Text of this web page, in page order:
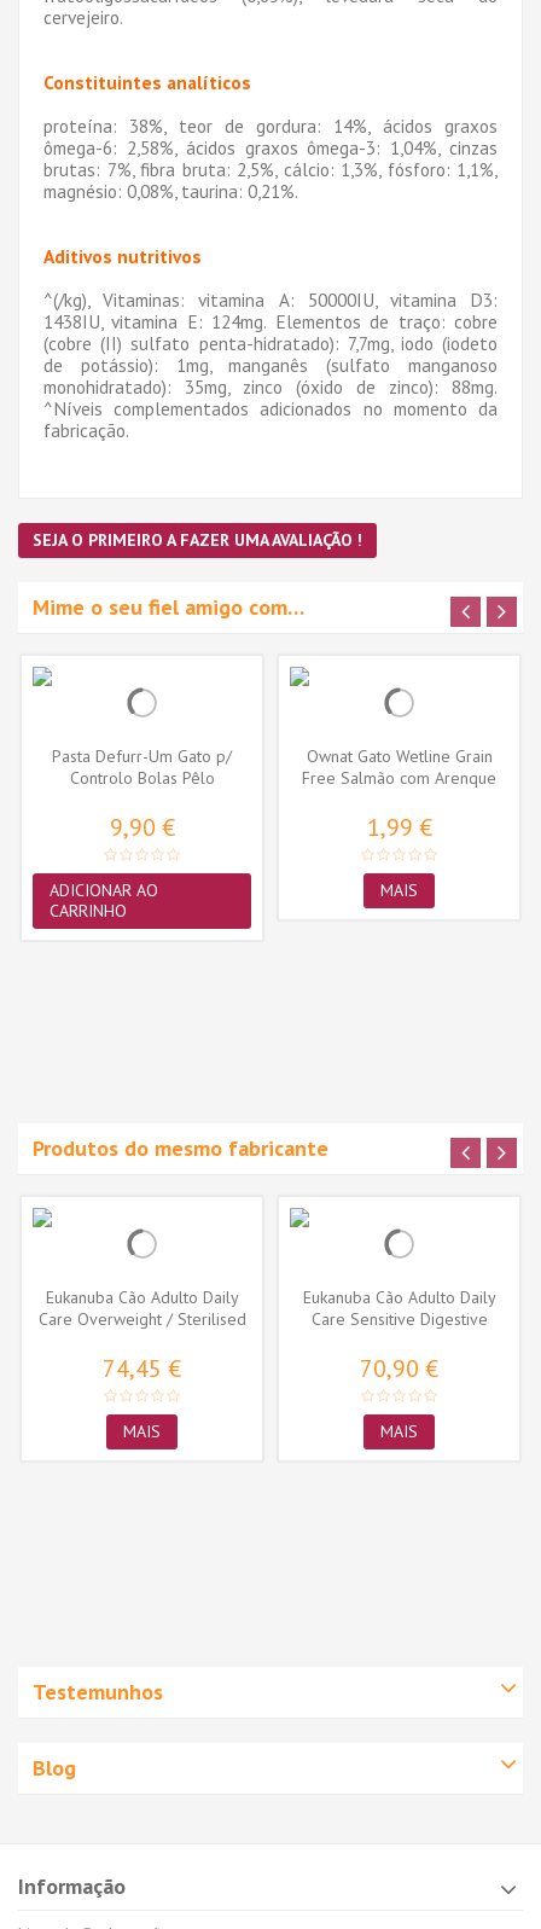
cervejeiro.
Constituintes analíticos
proteína: 38%, teor de gordura: 14%, ácidos graxos
ômega-6: 2,58%, ácidos graxos ômega-3: 1,04%, cinzas
brutas: 7%, fibra bruta: 2,5%, cálcio: 1,3%, fósforo: 1,1%,
magnésio: 0,08%, taurina: 0,21%.
Aditivos nutritivos
^(/kg), Vitaminas: vitamina A: 50000IU, vitamina D3:
1438IU, vitamina E: 124mg. Elementos de traço: cobre
(cobre (II) sulfato penta-hidratado): 7,7mg, iodo (iodeto
de potássio): 1mg, manganês (sulfato manganoso
monohidratado): 35mg, zinco (óxido de zinco): 88mg.
^Níveis complementados adicionados no momento da
fabricação.
SEJA O PRIMEIRO A FAZER UMA AVALIAÇÃO !
Mime o seu fiel amigo com…
Pasta Defurr-Um Gato p/
Controlo Bolas Pêlo
9,90 €
ADICIONAR AO
CARRINHO
Ownat Gato Wetline Grain
Free Salmão com Arenque
1,99 €
MAIS
Produtos do mesmo fabricante
Eukanuba Cão Adulto Daily
Care Overweight / Sterilised
74,45 €
MAIS
Eukanuba Cão Adulto Daily
Care Sensitive Digestive
70,90 €
MAIS
Testemunhos
Blog
Informação